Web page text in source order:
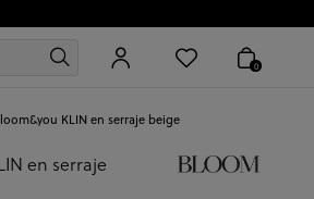
0
KLIN en serraje beige
en serraje